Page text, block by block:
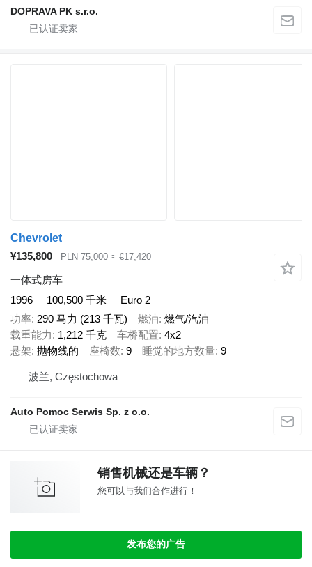
DOPRAVA PK s.r.o.
Chevrolet
¥135,800
PLN 75,000 ≈ €17,420
一体式房车
1996
100,500 千米
Euro 2
功率 290 马力 (213 千瓦) 燃油 燃气/汽油
载重能力
1,212 千克 车桥配置 4x2
悬架 抛物线的 座椅数 9 睡觉的地方数量 9
波兰, Częstochowa
Auto Pomoc Serwis Sp. z o.o.
销售机械还是车辆？
您可以与我们合作进行！
发布您的广告